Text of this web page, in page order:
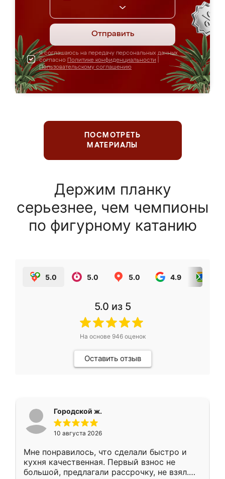
Отправить
Я соглашаюсь на передачу персональных данных
согласно Политике конфиденциальности
Пользовательскому соглашению
ПОСМОТРЕТЬ
МАТЕРИАЛЫ
Держим планку
серьезнее, чем чемпионы
по фигурному катанию
5.0 5.0 5.0 4.9
5.0 из 5
На основе 946оценок
Оставить отзыв
Городской ж.
10 августа 2026
Мне понравилось, что сделали быстро и
кухня качественная. Первый взнос не
большой, предлагали рассрочку, не взял.